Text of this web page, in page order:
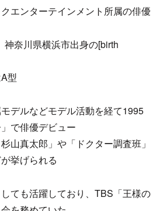
エンターテインメント所属の俳優
奈川県横浜市出身の[birth
型
モデルなどモデル活動を経て1995
で俳優デビュー
山真太郎」や「ドクター調査班」
挙げられる
ても活躍しており、TBS「王様の